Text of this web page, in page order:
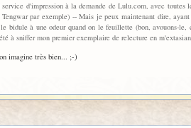
d'impression à la demande de Lulu.com, avec
par exemple) -- Mais je peux maintenant dire,
bidule à une odeur quand on le feuillette (bon, avouons-
à sniffer mon premier exemplaire de relecture en
imagine très bien... ;-)